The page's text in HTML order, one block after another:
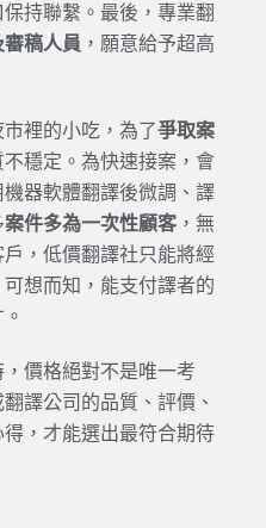
持聯繫。最後，專業翻
稿人員 ，願意給予超高
裡的小吃，為了爭取案
穩定。為快速接案，會
器軟體翻譯後微調、譯
案件多為一次性顧客，無
，低價翻譯社只能將經
想而知，能支付譯者的
價格絕對不是唯一考
譯公司的品質、評價、
，才能選出最符合期待